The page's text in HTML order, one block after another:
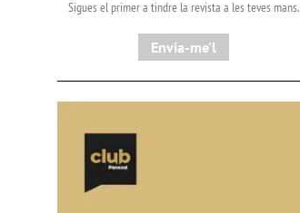
Sigues el primer a tindre la revista a les teves mans.
Envia-me'l